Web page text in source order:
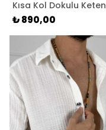
Kısa Kol Dokulu Keten
Gömlek Ekru Renk
₺ 890,00